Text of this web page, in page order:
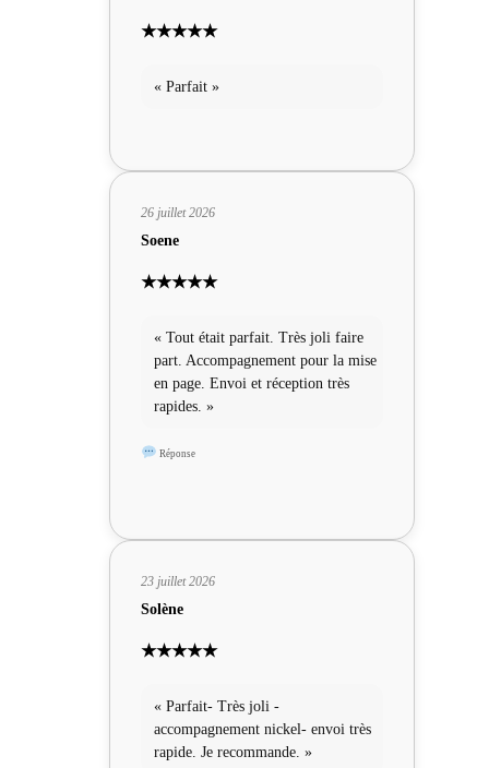
★★★★★
« Parfait »
26 juillet 2026
Soene
★★★★★
« Tout était parfait. Très joli faire
part. Accompagnement pour la mise
en page. Envoi et réception très
rapides. »
Réponse
23 juillet 2026
Solène
★★★★★
« Parfait- Très joli -
accompagnement nickel- envoi très
rapide. Je recommande. »